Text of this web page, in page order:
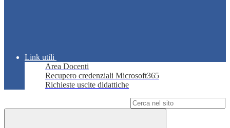
Link utili
Area Docenti
Recupero credenziali Microsoft365
Richieste uscite didattiche